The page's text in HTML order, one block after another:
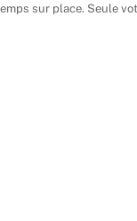
sur place. Seule